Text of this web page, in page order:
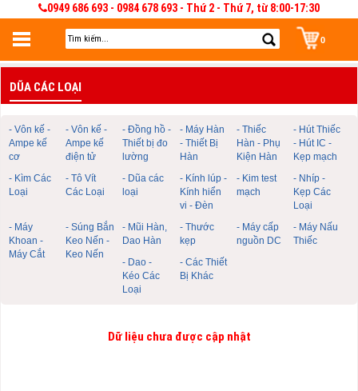
0949 686 693 - 0984 678 693 - Thứ 2 - Thứ 7, từ 8:00-17:30
0
Đăng nhập
Đăng nhập để lưu giỏ hàng 30 ngày. Có thể sửa và quản lý giỏ hàng và đơn
hàng
DŨA CÁC LOẠI
- Vôn kế -
Ampe kế
cơ
- Vôn kế -
Ampe kế
điện tử
- Đồng hồ -
Thiết bị đo
lường
- Máy Hàn
- Thiết Bị
Hàn
- Thiếc
Hàn - Phụ
Kiện Hàn
- Hút Thiếc
- Hút IC -
Kẹp mạch
- Kìm Các
Loại
- Tô Vít
Các Loại
- Dũa các
loại
- Kính lúp -
Kính hiển
vi - Đèn
- Kim test
mạch
- Nhíp -
Kẹp Các
Loại
- Máy
Khoan -
Máy Cắt
- Súng Bắn
Keo Nến -
Keo Nến
- Mũi Hàn,
Dao Hàn
- Thước
kẹp
- Máy cấp
nguồn DC
- Máy Nấu
Thiếc
- Dao -
Kéo Các
Loại
- Các Thiết
Bị Khác
Dữ liệu chưa được cập nhật